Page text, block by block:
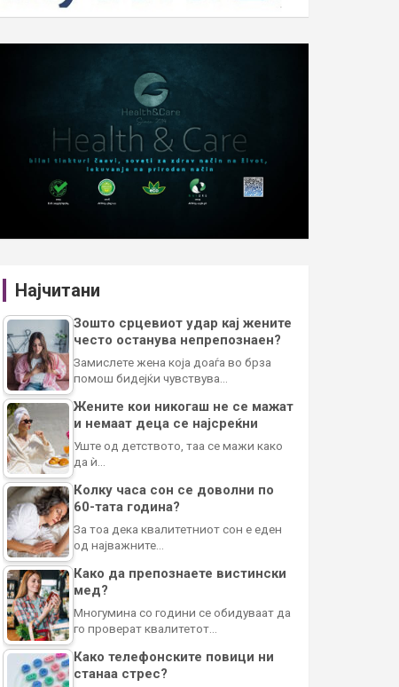
Најчитани
Зошто срцевиот удар кај жените
често останува непрепознаен?
Замислете жена која доаѓа во брза
помош бидејќи чувствува…
Жените кои никогаш не се мажат
и немаат деца се најсреќни
Уште од детството, таа се мажи како
да ѝ…
Колку часа сон се доволни по
60-тата година?
За тоа дека квалитетниот сон е еден
од најважните…
Како да препознаете вистински
мед?
Многумина со години се обидуваат да
го проверат квалитетот…
Како телефонските повици ни
станаа стрес?